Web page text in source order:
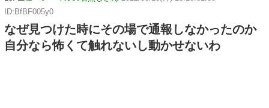
ID:BfBF005y0
なぜ見つけた時にその場で通報しなかったのか
自分なら怖くて触れないし動かせないわ